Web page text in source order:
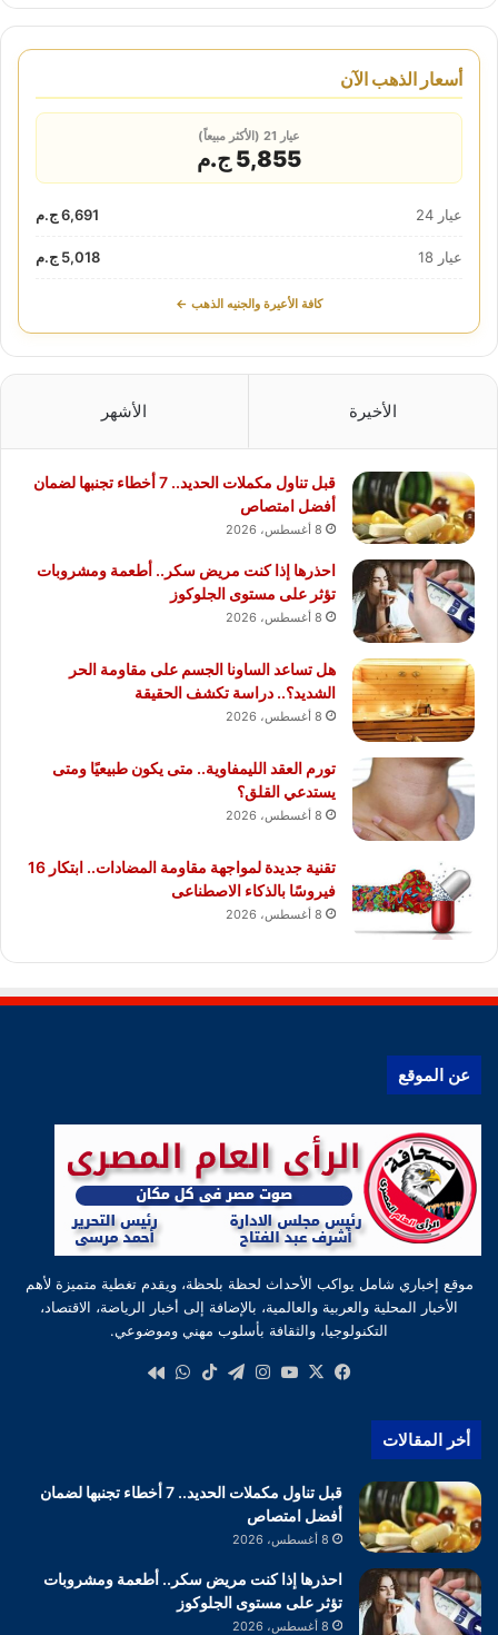
أسعار الذهب الآن
عيار 21 (الأكثر مبيعاً)
5,855 ج.م
عيار 24 6,691 ج.م
عيار 18 5,018 ج.م
كافة الأعيرة والجنيه الذهب ←
الأخيرة الأشهر
قبل تناول مكملات الحديد.. 7 أخطاء تجنبها لضمان
أفضل امتصاص
8 أغسطس، 2026
احذرها إذا كنت مريض سكر.. أطعمة ومشروبات
تؤثر على مستوى الجلوكوز
8 أغسطس، 2026
هل تساعد الساونا الجسم على مقاومة الحر
الشديد؟.. دراسة تكشف الحقيقة
8 أغسطس، 2026
تورم العقد الليمفاوية.. متى يكون طبيعيًا ومتى
يستدعي القلق؟
8 أغسطس، 2026
تقنية جديدة لمواجهة مقاومة المضادات.. ابتكار 16
فيروسًا بالذكاء الاصطناعى
8 أغسطس، 2026
عن الموقع
موقع إخباري شامل يواكب الأحداث لحظة بلحظة، ويقدم تغطية متميزة لأهم
الأخبار المحلية والعربية والعالمية، بالإضافة إلى أخبار الرياضة، الاقتصاد،
التكنولوجيا، والثقافة بأسلوب مهني وموضوعي.
فيسبوك
‫X
‫YouTube
انستقرام
تيلقرام‫TikTokواتساب
أخر المقالات
قبل تناول مكملات الحديد.. 7 أخطاء تجنبها لضمان
أفضل امتصاص
8 أغسطس، 2026
احذرها إذا كنت مريض سكر.. أطعمة ومشروبات
تؤثر على مستوى الجلوكوز
8 أغسطس، 2026